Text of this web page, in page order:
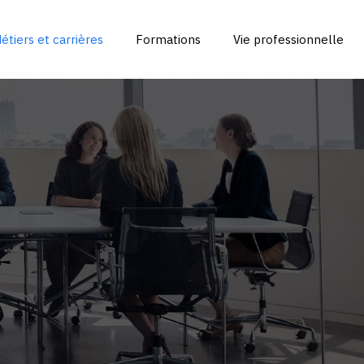
et carrières Formations Vie professionnelle